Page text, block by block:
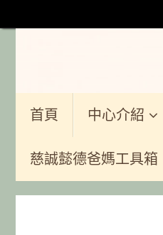
to
首頁 中心介紹
慈誠懿德爸媽工具箱